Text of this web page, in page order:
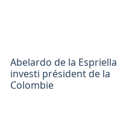
Abelardo de la Espriella
investi président de la
Colombie